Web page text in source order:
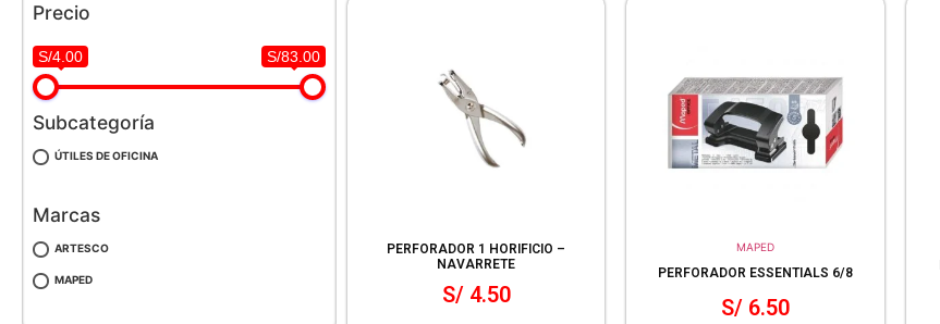
Precio
S/4.00 S/83.00
Subcategoría
ÚTILES DE OFICINA
Marcas
ARTESCO
MAPED
PERFORADOR 1 HORIFICIO –
NAVARRETE
S/4.50
MAPED
PERFORADOR ESSENTIALS 6/8
S/6.50